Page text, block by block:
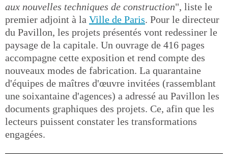
aux nouvelles techniques de construction", liste le
premier adjoint à la Ville de Paris. Pour le directeur
du Pavillon, les projets présentés vont redessiner le
paysage de la capitale. Un ouvrage de 416 pages
accompagne cette exposition et rend compte des
nouveaux modes de fabrication. La quarantaine
d'équipes de maîtres d'œuvre invitées (rassemblant
une soixantaine d'agences) a adressé au Pavillon les
documents graphiques des projets. Ce, afin que les
lecteurs puissent constater les transformations
engagées.